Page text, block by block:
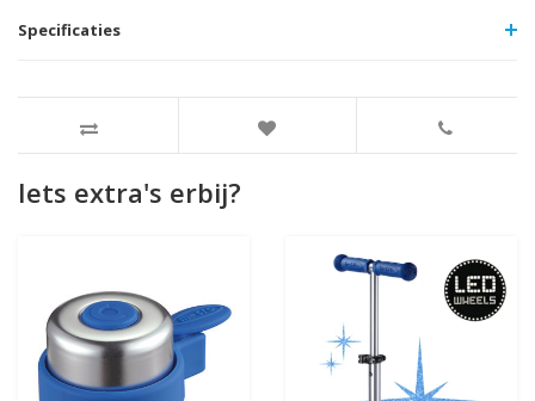
Specificaties
Iets extra's erbij?